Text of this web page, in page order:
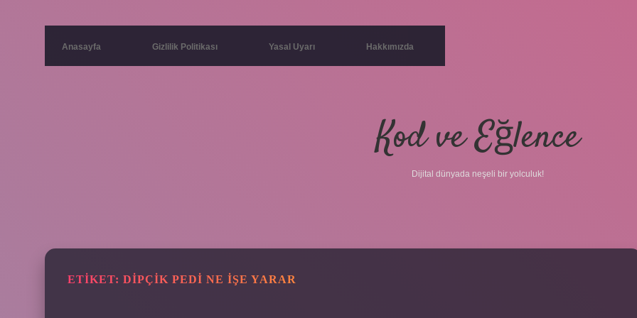
Anasayfa Gizlilik Politikası Yasal Uyarı Hakkımızda
Kod ve Eğlence
Dijital dünyada neşeli bir yolculuk!
ETIKET: DIPÇIK PEDI NE IŞE YARAR